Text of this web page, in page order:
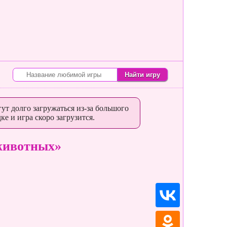
долго загружаться из-за большого
и игра скоро загрузится.